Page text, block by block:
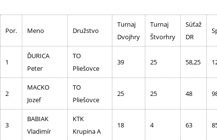
Por. Meno Družstvo
Turnaj
Dvojhry
Turnaj
Štvorhry
Súťaž
DR
1
ĎURICA
Peter
TO
Pliešovce
39 25 58,25
2
MACKO
Jozef
TO
Pliešovce
25 25 48
3
BABIAK
Vladimír
KTK
Krupina A
18 4 63